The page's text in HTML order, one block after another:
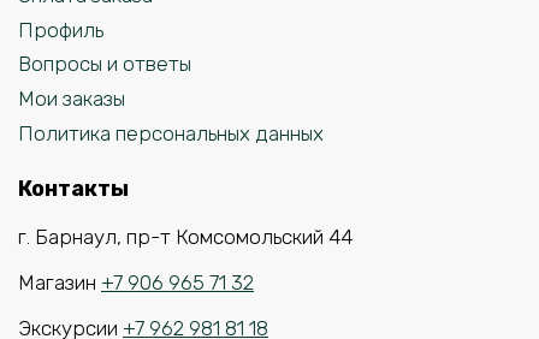
Профиль
Вопросы и ответы
Мои заказы
Политика персональных данных
Контакты
г. Барнаул, пр-т Комсомольский 44
Магазин +7 906 965 71 32
Экскурсии +7 962 981 81 18